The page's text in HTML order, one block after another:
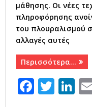
μάθησης. Οι νέες
πληροφόρησης
του πλουραλισμού
αλλαγές αυτές
Περισσότερα…
F T Li